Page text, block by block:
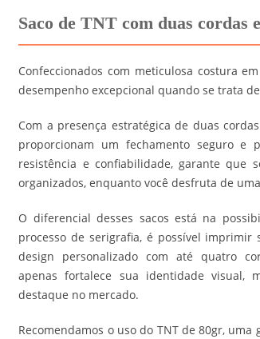
Saco de TNT com duas cordas
Confeccionados com meticulosa costura
desempenho excepcional quando se trata
Com a presença estratégica de duas
proporcionam um fechamento seguro e
resistência e confiabilidade, garante que
organizados, enquanto você desfruta de
O diferencial desses sacos está na
processo de serigrafia, é possível
design personalizado com até quatro
apenas fortalece sua identidade visual,
destaque no mercado.
Recomendamos o uso do TNT de 80gr,